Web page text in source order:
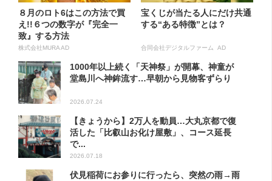
８月のロト6はこの方法で買
え!!６つの数字が『完全一
致』する方法
株式会社MURA AD
宝くじが当たる人にだけ共通
する“ある特徴”とは？
合同会社デジタルファーム AD
1000年以上続く「天神祭」が開幕、神童が
堂島川へ神鉾流す…早朝から見物客ずらり
2026.07.24
【きょうから】2万人を動員…大丸京都で復
活した「比叡山お化け屋敷」、コース延長
で...
2026.07.18
伏見稲荷にお参りに行ったら、突然の雨→雨